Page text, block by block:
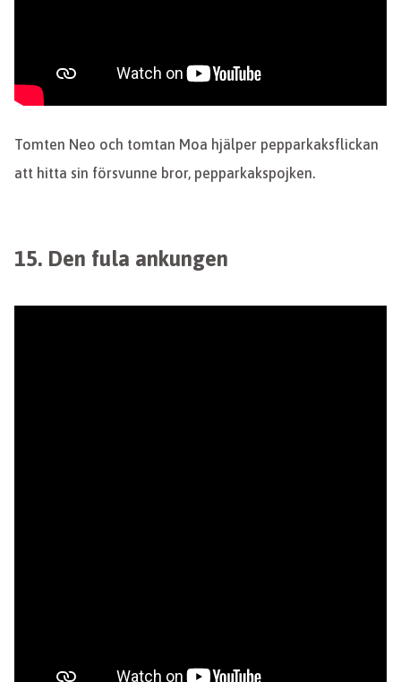
Tomten Neo och tomtan Moa hjälper pepparkaksflickan
att hitta sin försvunne bror, pepparkakspojken.
15. Den fula ankungen